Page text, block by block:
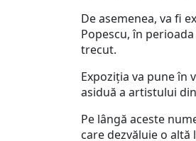
De asemenea, va fi
Popescu, în
trecut.
Expoziția va pune în
asiduă a artistului
Pe lângă aceste
care dezvăluie o